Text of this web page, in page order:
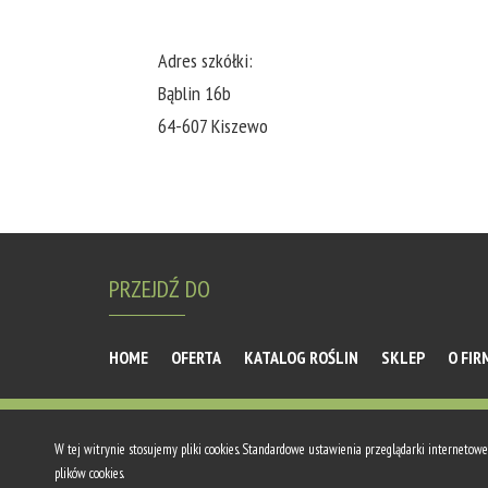
Adres szkółki:
Bąblin 16b
64-607 Kiszewo
PRZEJDŹ DO
HOME OFERTA KATALOG ROŚLIN SKLEP O
© Andrzej Kujawa 2019
W tej witrynie stosujemy pliki cookies. Standardowe ustawienia przeglądarki
plików cookies.